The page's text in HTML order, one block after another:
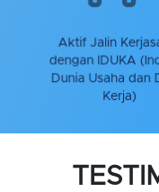
Aktif Jalin
dengan IDUKA
Dunia Usaha dan
Kerja)